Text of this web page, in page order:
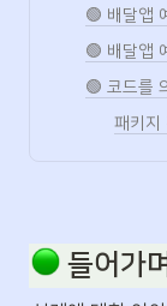
🟢 배달앱
🟢 배달앱
🟢 코드를
패키지
들어가며